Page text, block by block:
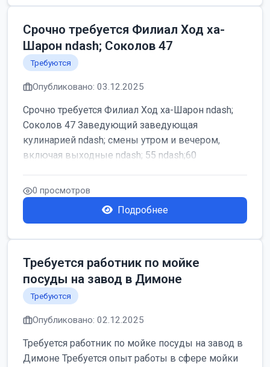
Срочно требуется Филиал Ход ха-
Шарон ndash; Соколов 47
Требуются
Опубликовано: 03.12.2025
Срочно требуется Филиал Ход ха-Шарон ndash;
Соколов 47 Заведующий заведующая
кулинарией ndash; смены утром и вечером,
включая выходные ndash; 55 ndash;60
0 просмотров
Подробнее
Требуется работник по мойке
посуды на завод в Димоне
Требуются
Опубликовано: 02.12.2025
Требуется работник по мойке посуды на завод в
Димоне Требуется опыт работы в сфере мойки